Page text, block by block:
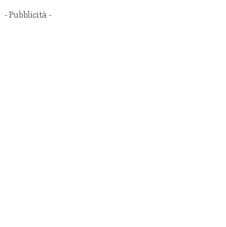
- Pubblicità -